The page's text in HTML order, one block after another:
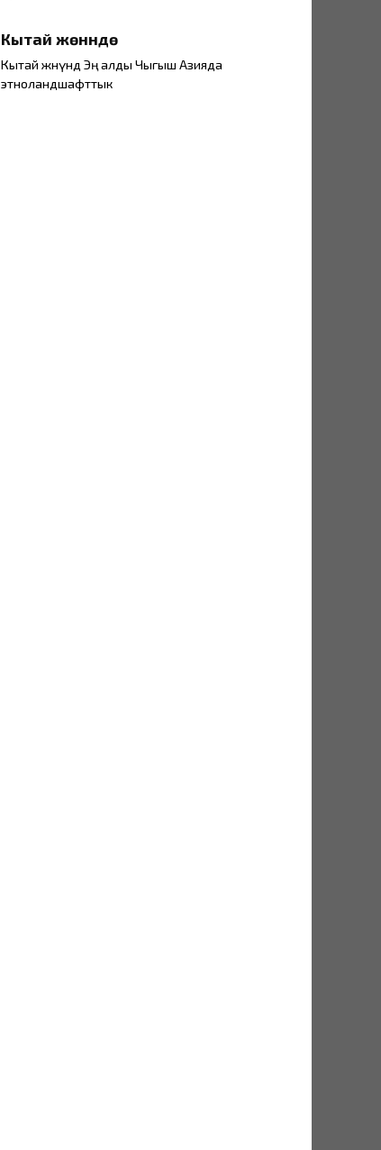
Кытай жөнүндө
Кытай жөнүндө Эң алды Чыгыш Азияда
этноландшафттык